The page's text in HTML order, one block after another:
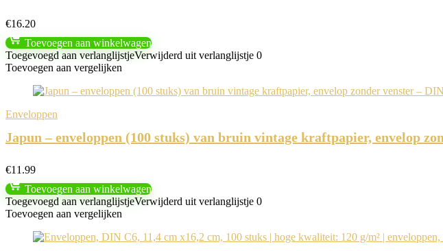
€16.20
Toevoegen aan winkelwagen
Toegevoegd aan verlanglijstjeVerwijderd uit verlanglijstje 0
Toevoegen aan vergelijken
Enveloppen
Japun – enveloppen (100 stuks) van bruin vintage kraftpapier, envelop
€11.99
Toevoegen aan winkelwagen
Toegevoegd aan verlanglijstjeVerwijderd uit verlanglijstje 0
Toevoegen aan vergelijken